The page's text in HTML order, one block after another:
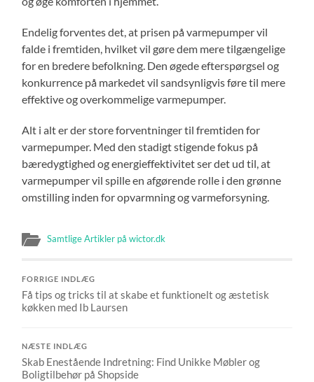
Endelig forventes det, at prisen på varmepumper vil
falde i fremtiden, hvilket vil gøre dem mere tilgængelige
for en bredere befolkning. Den øgede efterspørgsel og
konkurrence på markedet vil sandsynligvis føre til mere
effektive og overkommelige varmepumper.
Alt i alt er der store forventninger til fremtiden for
varmepumper. Med den stadigt stigende fokus på
bæredygtighed og energieffektivitet ser det ud til, at
varmepumper vil spille en afgørende rolle i den grønne
omstilling inden for opvarmning og varmeforsyning.
Samtlige Artikler på wictor.dk
FORRIGE INDLÆG
Få tips og tricks til at skabe et funktionelt og æstetisk
køkken med Ib Laursen
NÆSTE INDLÆG
Skab Enestående Indretning: Find Unikke Møbler og
Boligtilbehør på Shopside